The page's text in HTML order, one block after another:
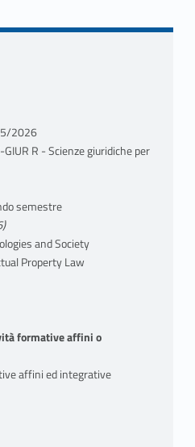
2026
R - Scienze giuridiche per
semestre
and Society
Property Law
formative affini o
affini ed integrative